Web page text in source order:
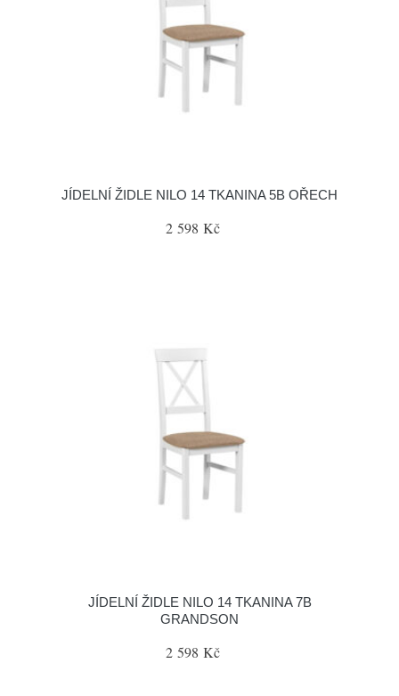
JÍDELNÍ ŽIDLE NILO 14 TKANINA 5B OŘECH
2 598 Kč
JÍDELNÍ ŽIDLE NILO 14 TKANINA 7B
GRANDSON
2 598 Kč